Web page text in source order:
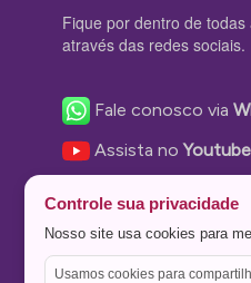
Fique por dentro de
através das redes sociais.
Fale conosco via
Assista noYoutube
Nos siga no
Nos siga no
Controle sua privacidade
Nosso site usa cookies para
Usamos cookies para